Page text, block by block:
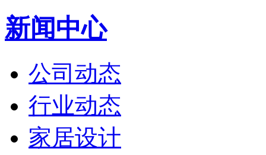
新闻中心
公司动态
行业动态
家居设计